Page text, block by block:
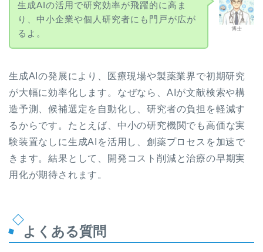
博士
生成AIの活用で研究効率が飛躍的に高ま
り、中小企業や個人研究者にも門戸が広が
るよ。
生成AIの発展により、医療現場や製薬業界で初期研究
が大幅に効率化します。なぜなら、AIが文献検索や構
造予測、候補選定を自動化し、研究者の負担を軽減す
るからです。たとえば、中小の研究機関でも高価な実
験装置なしに生成AIを活用し、創薬プロセスを加速で
きます。結果として、開発コスト削減と治療の早期実
用化が期待されます。
よくある質問